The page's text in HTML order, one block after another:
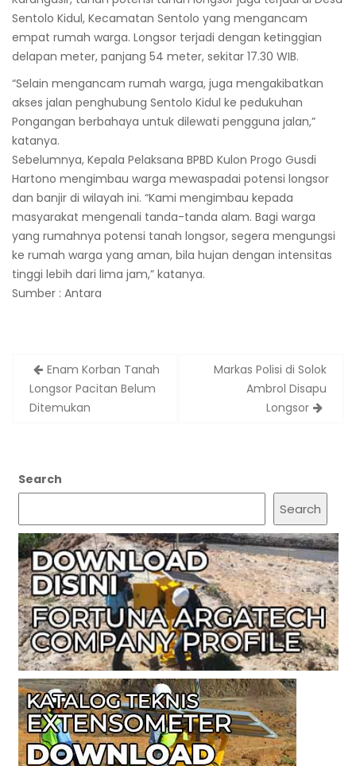
Sentolo Kidul, Kecamatan Sentolo yang mengancam
empat rumah warga. Longsor terjadi dengan ketinggian
delapan meter, panjang 54 meter, sekitar 17.30 WIB.
“Selain mengancam rumah warga, juga mengakibatkan
akses jalan penghubung Sentolo Kidul ke pedukuhan
Pongangan berbahaya untuk dilewati pengguna jalan,”
katanya.
Sebelumnya, Kepala Pelaksana BPBD Kulon Progo Gusdi
Hartono mengimbau warga mewaspadai potensi longsor
dan banjir di wilayah ini. “Kami mengimbau kepada
masyarakat mengenali tanda-tanda alam. Bagi warga
yang rumahnya potensi tanah longsor, segera mengungsi
ke rumah warga yang aman, bila hujan dengan intensitas
tinggi lebih dari lima jam,” katanya.
Sumber : Antara
Post
navigation
Enam Korban Tanah
Longsor Pacitan Belum
Ditemukan
Markas Polisi di Solok
Ambrol Disapu
Longsor
Search
Search